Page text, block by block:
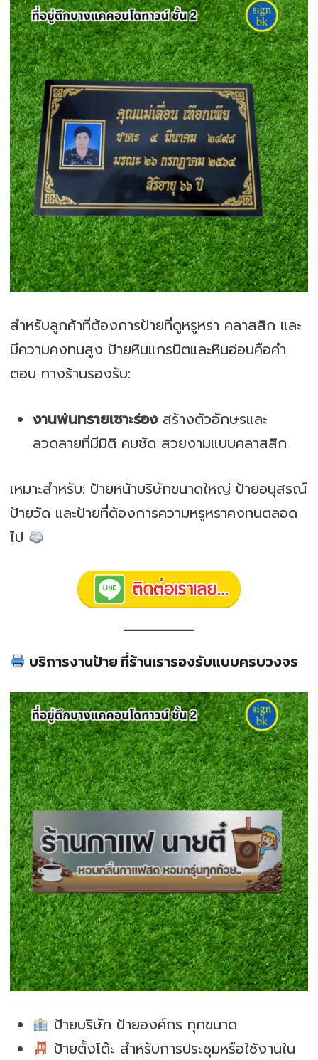
สำหรับลูกค้าที่ต้องการป้ายที่ดูหรูหรา คลาสสิก และ
มีความคงทนสูง ป้ายหินแกรนิตและหินอ่อนคือคำ
ตอบ ทางร้านรองรับ:
งานพ่นทรายเซาะร่องสร้างตัวอักษรและ
ลวดลายที่มีมิติ คมชัด สวยงามแบบคลาสสิก
เหมาะสำหรับ: ป้ายหน้าบริษัทขนาดใหญ่ ป้ายอนุสรณ์
ป้ายวัด และป้ายที่ต้องการความหรูหราคงทนตลอด
ไป
บริการงานป้าย ที่ร้านเรารองรับแบบครบวงจร
ป้ายบริษัท ป้ายองค์กร ทุกขนาด
ป้ายตั้งโต๊ะ สำหรับการประชุมหรือใช้งานใน